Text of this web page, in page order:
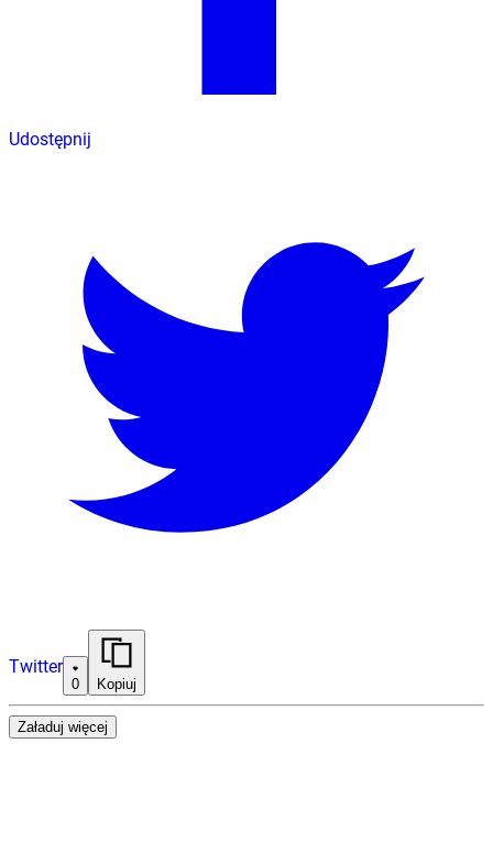
Udostępnij
Twitter
0 Kopiuj
Załaduj więcej